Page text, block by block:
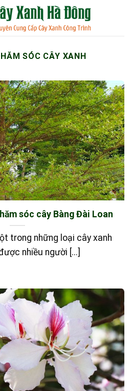
SÓC CÂY XANH
sóc cây Bàng Đài Loan
trong những loại cây xanh
nhiều người [...]